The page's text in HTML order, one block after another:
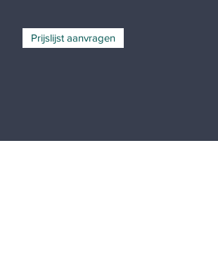
Prijslijst aanvragen